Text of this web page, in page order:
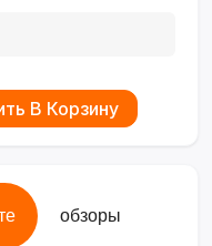
В Корзину
обзоры